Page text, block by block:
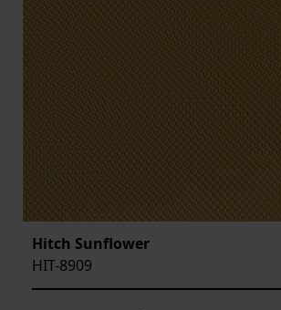
Hitch Sunflower
HIT-8909